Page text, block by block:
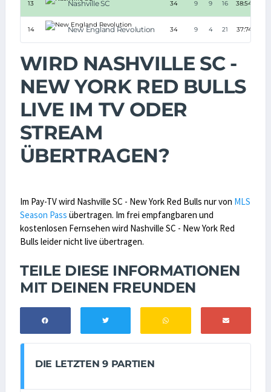
13 Nashville SC 34 9 9 16 38:54
14 New England Revolution 34 9 4 21 37:74
WIRD NASHVILLE SC -
NEW YORK RED BULLS
LIVE IM TV ODER
STREAM
ÜBERTRAGEN?
Im Pay-TV wird Nashville SC - New York Red Bulls nur von MLS
Season Pass übertragen. Im frei empfangbaren und
kostenlosen Fernsehen wird Nashville SC - New York Red
Bulls leider nicht live übertragen.
TEILE DIESE INFORMATIONEN
MIT DEINEN FREUNDEN
DIE LETZTEN 9 PARTIEN